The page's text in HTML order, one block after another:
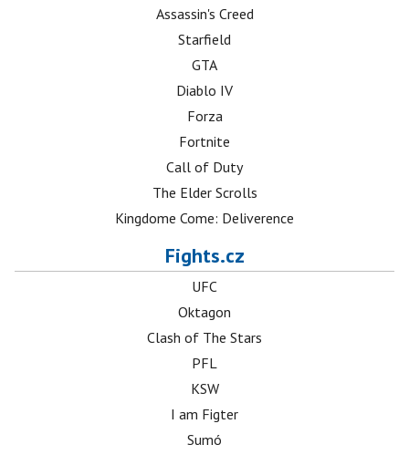
Assassin's Creed
Starfield
GTA
Diablo IV
Forza
Fortnite
Call of Duty
The Elder Scrolls
Kingdome Come: Deliverence
Fights.cz
UFC
Oktagon
Clash of The Stars
PFL
KSW
I am Figter
Sumó